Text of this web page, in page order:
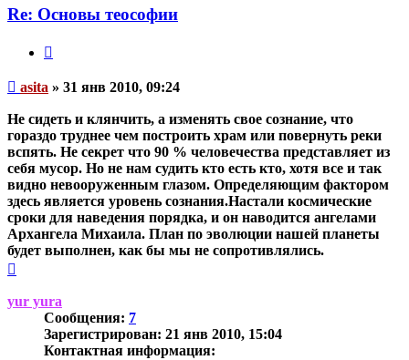
Re: Основы теософии
Непрочитанное
asita » 31 янв 2010, 09:24
Не сидеть и клянчить, а изменять свое сознание, что
гораздо труднее чем построить храм или повернуть реки
вспять. Не секрет что 90 % человечества представляет из
себя мусор. Но не нам судить кто есть кто, хотя все и так
видно невооруженным глазом. Определяющим фактором
здесь является уровень сознания.Настали космические
сроки для наведения порядка, и он наводится ангелами
Архангела Михаила. План по эволюции нашей планеты
будет выполнен, как бы мы не сопротивлялись.
началу
yur yura
Сообщения: 7
Зарегистрирован: 21 янв 2010, 15:04
Контактная информация: